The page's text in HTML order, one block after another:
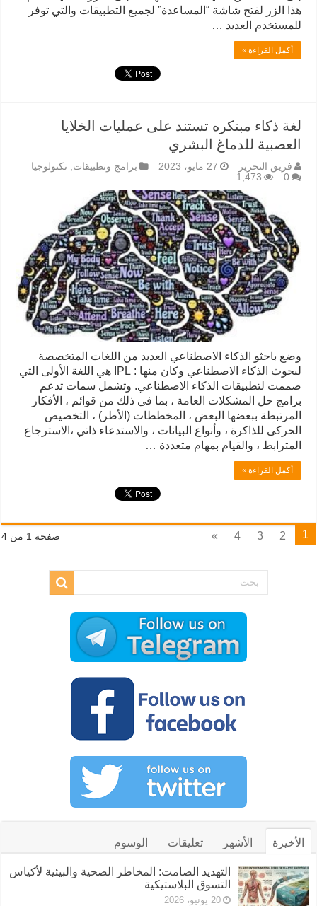
هذا الزر لفتح شاشة “المساعدة” لجميع التطبيقات والتي توفر
للمستخدم العديد …
أكمل القراءة »
لغة ذكاء مبتكره تستند على عمليات الخلايا
العصبية للدماغ البشري
فريق التحرير 27 مايو، 2023 برامج وتطبيقات تكنولوجيا
0
1,473
وضع باحثو الذكاء الاصطناعي العديد من اللغات المتخصصة
لبحوث الذكاء الاصطناعي وكان منها : IPL هي اللغة الأولى التي
صممت لتطبيقات الذكاء الاصطناعي. وتشمل سمات تدعم
برامج حل المشكلات العامة ، بما في ذلك من قوائم ، الأفكار
المرتبطة ببعضها البعض ، المخططات (الأطر) ، التخصيص
الحركى للذاكرة ، وأنواع البيانات ، والاستدعاء ذاتي ،الاسترجاع
المترابط ، والقيام بمهام متعددة …
أكمل القراءة »
صفحة 1 من 4 1
2
3
4
»
الأخيرة الأشهر تعليقات الوسوم
التهديد الصامت: المخاطر الصحية والبيئية لأكياس
التسوق البلاستيكية
20 يونيو، 2026